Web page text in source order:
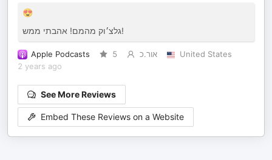
😍
גלצ׳וק מהמם! אהבתי ממש!
Apple Podcasts 5 אור.כ
United States
2 years ago
See More Reviews
Embed These Reviews on a Website